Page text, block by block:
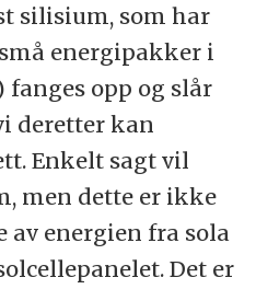
silisium, som har
energipakker i
opp og slår
deretter kan
Enkelt sagt vil
men dette er ikke
av energien fra sola
Det er